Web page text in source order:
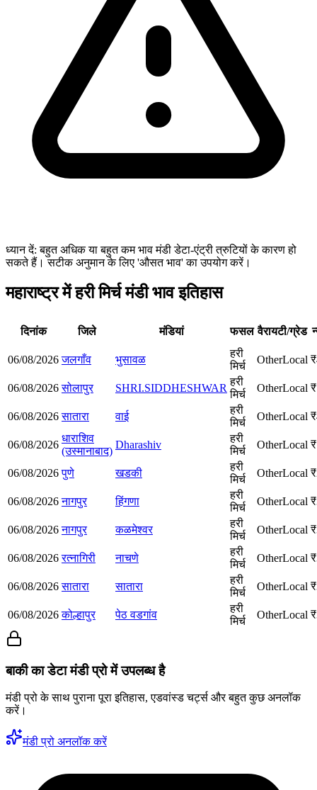
ध्यान दें: बहुत अधिक या बहुत कम भाव मंडी डेटा-एंट्री त्रुटियों के कारण हो
सकते हैं। सटीक अनुमान के लिए 'औसत भाव' का उपयोग करें।
महाराष्ट्र में हरी मिर्च मंडी भाव इतिहास
दिनांक जिले मंडियां फसल वैरायटी/ग्रेड
06/08/2026 जलगाँव भुसावळ
हरी
मिर्च
OtherLocal ₹
06/08/2026 सोलापुर SHRI.SIDDHESHWAR
हरी
मिर्च
OtherLocal ₹
06/08/2026 सातारा वाई
हरी
मिर्च
OtherLocal ₹
06/08/2026
धाराशिव
(उस्मानाबाद)
Dharashiv
हरी
मिर्च
OtherLocal ₹
06/08/2026 पुणे खडकी
हरी
मिर्च
OtherLocal ₹
06/08/2026 नागपुर हिंगणा
हरी
मिर्च
OtherLocal ₹
06/08/2026 नागपुर कळमेश्वर
हरी
मिर्च
OtherLocal ₹
06/08/2026 रत्नागिरी नाचणे
हरी
मिर्च
OtherLocal ₹
06/08/2026 सातारा सातारा
हरी
मिर्च
OtherLocal ₹
06/08/2026 कोल्हापुर पेठ वडगांव
हरी
मिर्च
OtherLocal ₹
बाकी का डेटा मंडी प्रो में उपलब्ध है
मंडी प्रो के साथ पुराना पूरा इतिहास, एडवांस्ड चर्ट्स और बहुत कुछ अनलॉक
करें।
मंडी प्रो अनलॉक करें